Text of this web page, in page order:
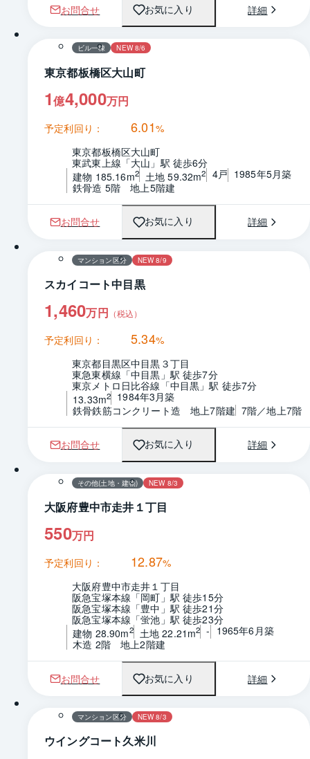
お問合せ お気に入り 詳細
1 / 0 間取り
ビル一棟 NEW 8/6
東京都板橋区大山町
1億4,000万円
予定利回り： 6.01%
東京都板橋区大山町
東武東上線「大山」駅 徒歩6分
建物 185.16m2 土地 59.32m2 4戸 1985年5月築
鉄骨造 5階　地上5階建
お問合せ お気に入り 詳細
1 / 0
マンション区分 NEW 8/9
スカイコート中目黒
1,460万円 （税込）
予定利回り： 5.34%
東京都目黒区中目黒３丁目
東急東横線「中目黒」駅 徒歩7分
東京メトロ日比谷線「中目黒」駅 徒歩7分
13.33m2
1984年3月築
鉄骨鉄筋コンクリート造　地上7階建 7階／地上7階
お問合せ お気に入り 詳細
1 / 0
その他(土地・建物) NEW 8/3
大阪府豊中市走井１丁目
550万円
予定利回り： 12.87%
大阪府豊中市走井１丁目
阪急宝塚本線「岡町」駅 徒歩15分
阪急宝塚本線「豊中」駅 徒歩21分
阪急宝塚本線「蛍池」駅 徒歩23分
建物 28.90m2 土地 22.21m2 - 1965年6月築
木造 2階　地上2階建
お問合せ お気に入り 詳細
1 / 0 間取り
マンション区分 NEW 8/3
ウイングコート久米川